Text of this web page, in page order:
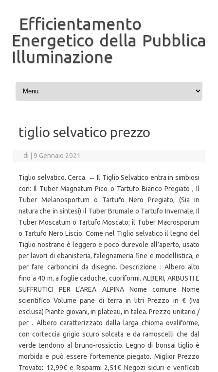
Efficientamento
Energetico della Pubblica
Illuminazione
Vai al contenuto
tiglio selvatico prezzo
di 9 Gennaio 2021
Tiglio selvatico. Cerca. ← Il Tiglio Selvatico entra in simbiosi
con: Il Tuber Magnatum Pico o Tartufo Bianco Pregiato , Il
Tuber Melanosportum o Tartufo Nero Pregiato, (Sia in
natura che in sintesi) il Tuber Brumale o Tartufo Invernale, Il
Tuber Moscatum o Tartufo Moscato; il Tuber Macrosporum
o Tartufo Nero Liscio. Come nel Tiglio selvatico il legno del
Tiglio nostrano è leggero e poco durevole all’aperto, usato
per lavori di ebanisteria, falegnameria fine e modellistica, e
per fare carboncini da disegno. Descrizione : Albero alto
fino a 40 m, a foglie caduche, cuoriformi. ALBERI, ARBUSTI E
SUFFRUTICI PER L’AREA ALPINA Nome comune Nome
scientifico Volume pane di terra in litri Prezzo in € (Iva
esclusa) Piante giovani, in plateau, in talea. Prezzo unitario /
per . Albero caratterizzato dalla larga chioma ovaliforme,
con corteccia grigio scuro solcata e da ramoscelli che dal
verde tendono al bruno-rossiccio. Legno di bonsai tiglio è
morbida e può essere fortemente piegato. Miglior Prezzo
Trovato: 12,99€ e Risparmi 2,51€ Negozi sicuri e verificati